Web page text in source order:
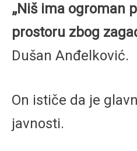
„Niš ima ogroman
prostoru zbog
Dušan Anđelković.
On ističe da je
javnosti.